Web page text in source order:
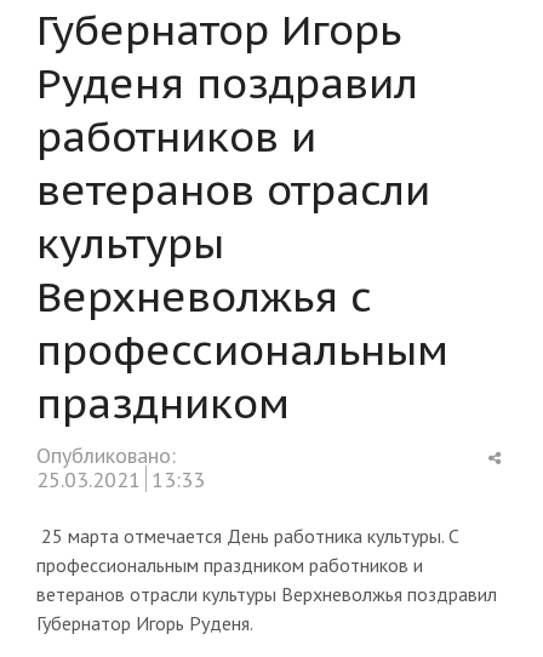
Губернатор Игорь
Руденя поздравил
работников и
ветеранов отрасли
культуры
Верхневолжья с
профессиональным
праздником
Опубликовано:
25.03.2021 13:33
25 марта отмечается День работника культуры. С
профессиональным праздником работников и
ветеранов отрасли культуры Верхневолжья поздравил
Губернатор Игорь Руденя.